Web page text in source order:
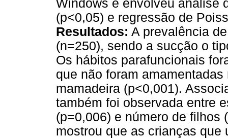
Windows e envolveu análise
(p<0,05) e regressão de
Resultados: A prevalência
(n=250), sendo a sucção o
Os hábitos parafuncionais
que não foram
mamadeira (p<0,001).
também foi observada entre
(p=0,006) e número de filhos
mostrou que as crianças que